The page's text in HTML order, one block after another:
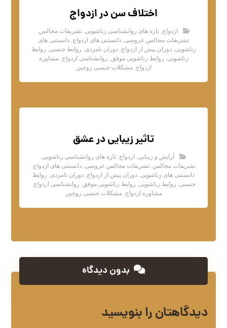
اختلاف سن در ازدواج
ازدواج,تازه های روانشناسی زناشویی,تشریفات مجالس,
تشریفات مجالس عروسی, دانستنی های ازدواج, دانستنی های
زناشویی,دوران پیش از ازدواج,دوران نامزدی, روابط جنسی, روابط
زناشویی, روابط زناشویی موفق, روانشناسی ازدواج,مشاوره
ازدواج,مشکلات جنسی زوجین
تاثیر زیبایی در عشق
آرایش و زیبایی, ازدواج, تازه های روانشناسی زناشویی,
تشریفات مجالس, تشریفات مجالس عروسی, دانستنی های ازدواج,
دانستنی های زناشویی, دوران پیش از ازدواج, دوران نامزدی, روابط
جنسی, روابط زناشویی, روابط زناشویی موفق, روانشناسی ازدواج,
مشاوره ازدواج,مشکلات جنسی زوجین
بدون دیدگاه
دیدگاهتان را بنویسید